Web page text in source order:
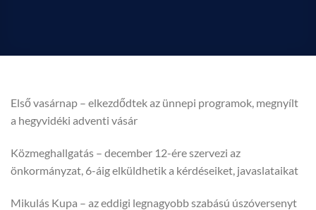
Első vasárnap – elkezdődtek az ünnepi programok, megnyílt
a hegyvidéki adventi vásár
Közmeghallgatás – december 12-ére szervezi az
önkormányzat, 6-áig elküldhetik a kérdéseiket, javaslataikat
Mikulás Kupa – az eddigi legnagyobb szabású úszóversenyt